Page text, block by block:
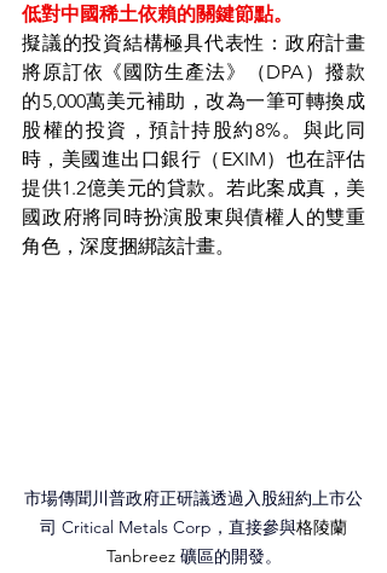
低對中國稀土依賴的關鍵節點。
擬議的投資結構極具代表性：政府計畫
將原訂依《國防生產法》（DPA）撥款
的5,000萬美元補助，改為一筆可轉換成
股權的投資，預計持股約8%。與此同
時，美國進出口銀行（EXIM）也在評估
提供1.2億美元的貸款。若此案成真，美
國政府將同時扮演股東與債權人的雙重
角色，深度捆綁該計畫。
市場傳聞川普政府正研議透過入股紐約上市公
司 Critical Metals Corp，直接參與格陵蘭
Tanbreez 礦區的開發。